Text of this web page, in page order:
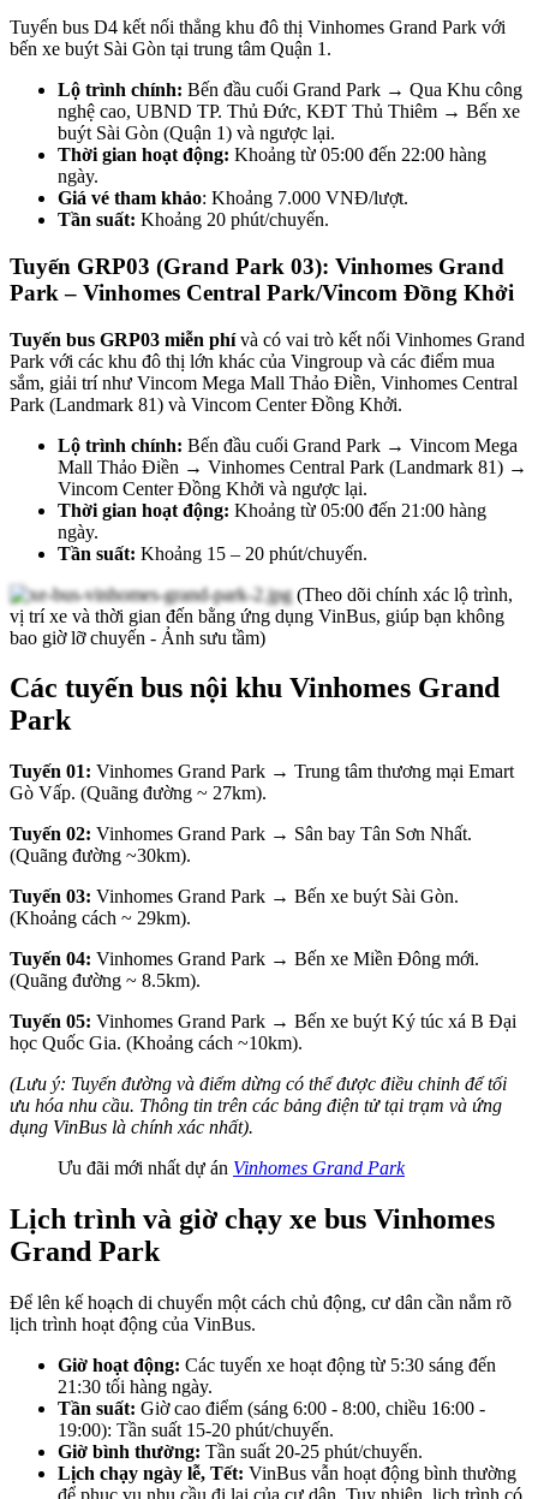
Tuyến bus D4 kết nối thẳng khu đô thị Vinhomes Grand Park với
bến xe buýt Sài Gòn tại trung tâm Quận 1.
Lộ trình chính: Bến đầu cuối Grand Park → Qua Khu công
nghệ cao, UBND TP. Thủ Đức, KĐT Thủ Thiêm → Bến xe
buýt Sài Gòn (Quận 1) và ngược lại.
Thời gian hoạt động: Khoảng từ 05:00 đến 22:00 hàng
ngày.
Giá vé tham khảo: Khoảng 7.000 VNĐ/lượt.
Tần suất: Khoảng 20 phút/chuyến.
Tuyến GRP03 (Grand Park 03): Vinhomes Grand
Park – Vinhomes Central Park/Vincom Đồng Khởi
Tuyến bus GRP03 miễn phívà có vai trò kết nối Vinhomes Grand
Park với các khu đô thị lớn khác của Vingroup và các điểm mua
sắm, giải trí như Vincom Mega Mall Thảo Điền, Vinhomes Central
Park (Landmark 81) và Vincom Center Đồng Khởi.
Lộ trình chính: Bến đầu cuối Grand Park → Vincom Mega
Mall Thảo Điền → Vinhomes Central Park (Landmark 81) →
Vincom Center Đồng Khởi và ngược lại.
Thời gian hoạt động: Khoảng từ 05:00 đến 21:00 hàng
ngày.
Tần suất: Khoảng 15 – 20 phút/chuyến.
(Theo dõi chính xác lộ trình,
vị trí xe và thời gian đến bằng ứng dụng VinBus, giúp bạn không
bao giờ lỡ chuyến - Ảnh sưu tầm)
Các tuyến bus nội khu Vinhomes Grand
Park
Tuyến 01: Vinhomes Grand Park → Trung tâm thương mại Emart
Gò Vấp. (Quãng đường ~ 27km).
Tuyến 02: Vinhomes Grand Park → Sân bay Tân Sơn Nhất.
(Quãng đường ~30km).
Tuyến 03: Vinhomes Grand Park → Bến xe buýt Sài Gòn.
(Khoảng cách ~ 29km).
Tuyến 04: Vinhomes Grand Park → Bến xe Miền Đông mới.
(Quãng đường ~ 8.5km).
Tuyến 05: Vinhomes Grand Park → Bến xe buýt Ký túc xá B Đại
học Quốc Gia. (Khoảng cách ~10km).
(Lưu ý: Tuyến đường và điểm dừng có thể được điều chỉnh để tối
ưu hóa nhu cầu. Thông tin trên các bảng điện tử tại trạm và ứng
dụng VinBus là chính xác nhất).
Ưu đãi mới nhất dự án Vinhomes Grand Park
Lịch trình và giờ chạy xe bus Vinhomes
Grand Park
Để lên kế hoạch di chuyển một cách chủ động, cư dân cần nắm rõ
lịch trình hoạt động của VinBus.
Giờ hoạt động: Các tuyến xe hoạt động từ 5:30 sáng đến
21:30 tối hàng ngày.
Tần suất: Giờ cao điểm (sáng 6:00 - 8:00, chiều 16:00 -
19:00): Tần suất 15-20 phút/chuyến.
Giờ bình thường: Tần suất 20-25 phút/chuyến.
Lịch chạy ngày lễ, Tết: VinBus vẫn hoạt động bình thường